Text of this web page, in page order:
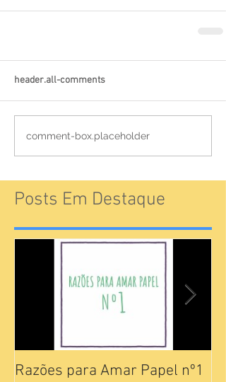
header.all-comments
comment-box.placeholder
Posts Em Destaque
Razões para Amar Papel nº1